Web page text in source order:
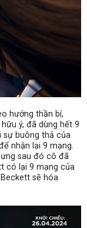
hướng thần bí,
ý, đã dùng hết 9
sự buông thả của
nhận lại 9 mạng.
sau đó cô đã
có lại 9 mạng của
sẽ hóa